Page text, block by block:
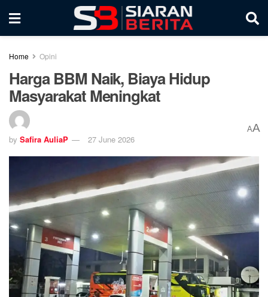
Home Opini
Harga BBM Naik, Biaya Hidup
Masyarakat Meningkat
by Safira AuliaP 27 June 2026
AA